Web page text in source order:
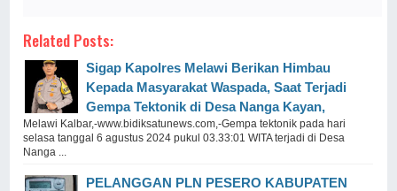
Related Posts:
Sigap Kapolres Melawi Berikan Himbau
Kepada Masyarakat Waspada, Saat Terjadi
Gempa Tektonik di Desa Nanga Kayan,
Melawi Kalbar,-www.bidiksatunews.com,-Gempa tektonik pada hari
selasa tanggal 6 agustus 2024 pukul 03.33:01 WITA terjadi di Desa
Nanga ...
PELANGGAN PLN PESERO KABUPATEN